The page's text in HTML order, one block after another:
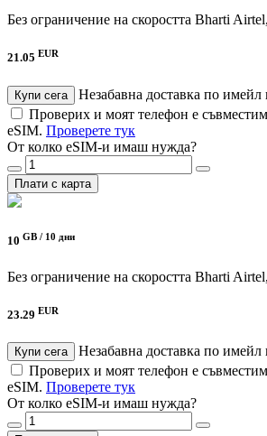
Без ограничение на скоростта Bharti
21.05 EUR
Купи сега
Незабавна доставка по имейл
Проверих и моят телефон е
eSIM. Проверете тук
От колко eSIM-и имаш нужда?
Плати с карта
10 GB / 10 дни
Без ограничение на скоростта Bharti
23.29 EUR
Купи сега
Незабавна доставка по имейл
Проверих и моят телефон е
eSIM. Проверете тук
От колко eSIM-и имаш нужда?